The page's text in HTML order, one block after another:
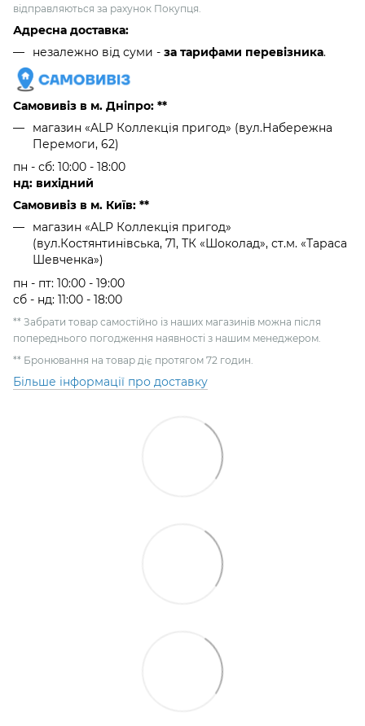
відправляються за рахунок Покупця.
Адресна доставка:
незалежно від суми - за тарифами перевізника.
Самовивіз в м. Дніпро: **
магазин «ALP Коллекція пригод» (вул.Набережна
Перемоги, 62)
пн - сб: 10:00 - 18:00
нд: вихідний
Самовивіз в м. Київ: **
магазин «ALP Коллекція пригод»
(вул.Костянтинівська, 71, ТК «Шоколад», ст.м. «Тараса
Шевченка»)
пн - пт: 10:00 - 19:00
сб - нд: 11:00 - 18:00
** Забрати товар самостійно із наших магазинів можна після
попереднього погодження наявності з нашим менеджером.
** Бронювання на товар діє протягом 72 годин.
Більше інформації про доставку